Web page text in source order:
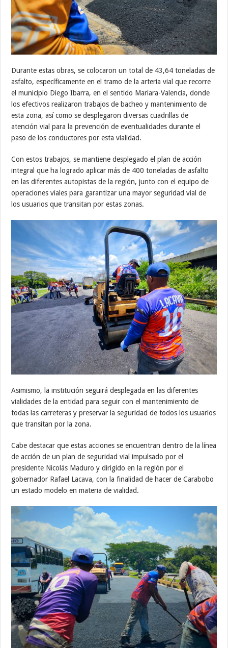
Durante estas obras, se colocaron un total de 43,64 toneladas de
asfalto, específicamente en el tramo de la arteria vial que recorre
el municipio Diego Ibarra, en el sentido Mariara-Valencia, donde
los efectivos realizaron trabajos de bacheo y mantenimiento de
esta zona, así como se desplegaron diversas cuadrillas de
atención vial para la prevención de eventualidades durante el
paso de los conductores por esta vialidad.
Con estos trabajos, se mantiene desplegado el plan de acción
integral que ha logrado aplicar más de 400 toneladas de asfalto
en las diferentes autopistas de la región, junto con el equipo de
operaciones viales para garantizar una mayor seguridad vial de
los usuarios que transitan por estas zonas.
Asimismo, la institución seguirá desplegada en las diferentes
vialidades de la entidad para seguir con el mantenimiento de
todas las carreteras y preservar la seguridad de todos los usuarios
que transitan por la zona.
Cabe destacar que estas acciones se encuentran dentro de la línea
de acción de un plan de seguridad vial impulsado por el
presidente Nicolás Maduro y dirigido en la región por el
gobernador Rafael Lacava, con la finalidad de hacer de Carabobo
un estado modelo en materia de vialidad.